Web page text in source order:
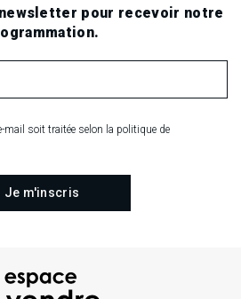
pour recevoir notre
mail soit traitée selon la politique de
EN COURS
...